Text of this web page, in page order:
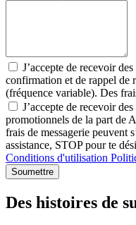
J’accepte de recevoir
confirmation et de rappel de
(fréquence variable). Des
J’accepte de recevoir
promotionnels de la part de
frais de messagerie peuvent
assistance, STOP pour te
Conditions d'utilisation
Soumettre
Des histoires de